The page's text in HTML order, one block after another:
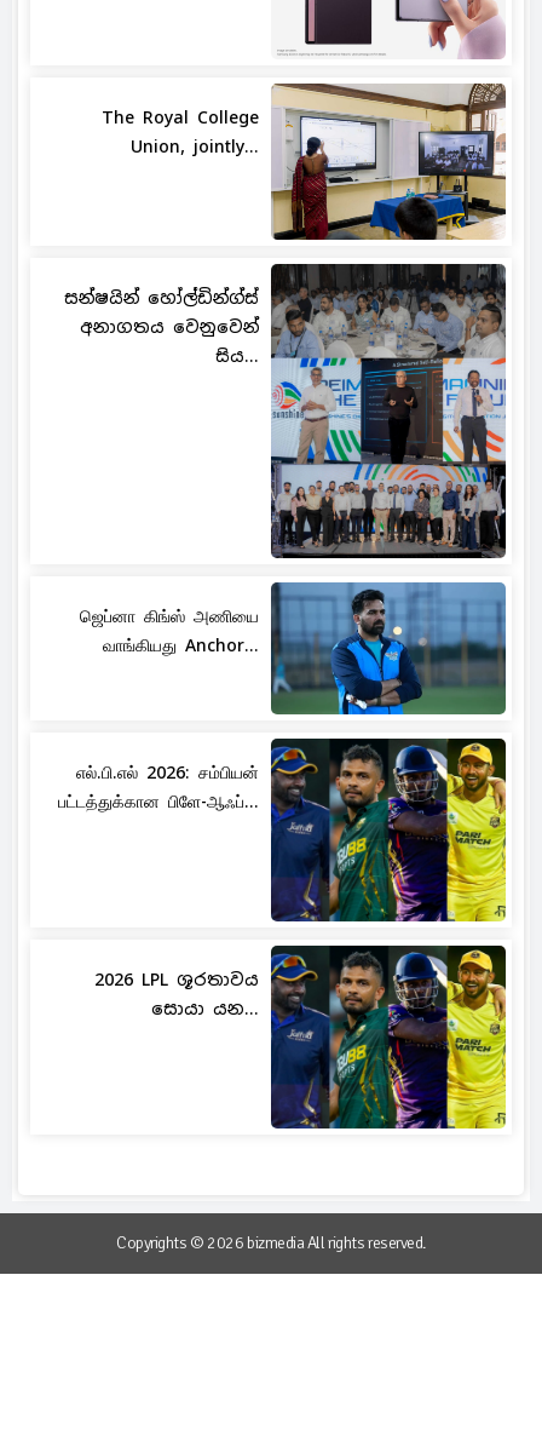
The Royal College
Union, jointly...
සන්ෂයින් හෝල්ඩින්ග්ස්
අනාගතය වෙනුවෙන්
සිය...
ஜெப்னா கிங்ஸ் அணியை
வாங்கியது Anchor...
எல்.பி.எல் 2026: சம்பியன்
பட்டத்துக்கான பிளே-ஆஃப்...
2026 LPL ශූරතාවය
සොයා යන...
Copyrights © 2026 bizmedia All rights reserved.